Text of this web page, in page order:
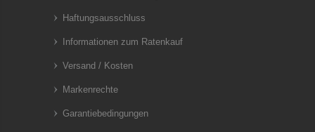
Haftungsausschluss
Informationen zum Ratenkauf
Versand / Kosten
Markenrechte
Garantiebedingungen